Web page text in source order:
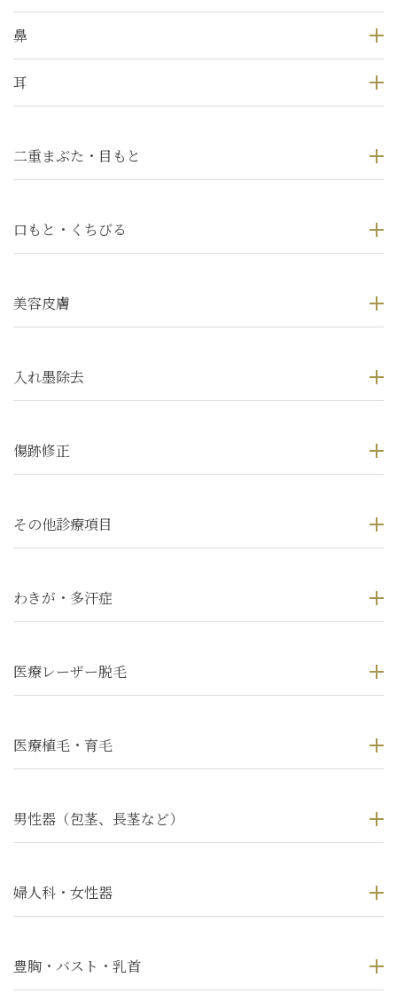
鼻
耳
二重まぶた・目もと
口もと・くちびる
美容皮膚
入れ墨除去
傷跡修正
その他診療項目
わきが・多汗症
医療レーザー脱毛
医療植毛・育毛
男性器（包茎、長茎など）
婦人科・女性器
豊胸・バスト・乳首